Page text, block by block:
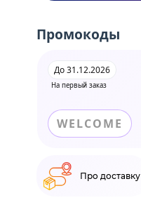
Промокоды
На первый заказ
До 31.12.2026
WELCOME
Про доставку